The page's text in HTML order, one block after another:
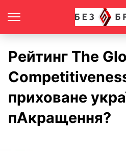
Рейтинг The
приховане
пАкращення?